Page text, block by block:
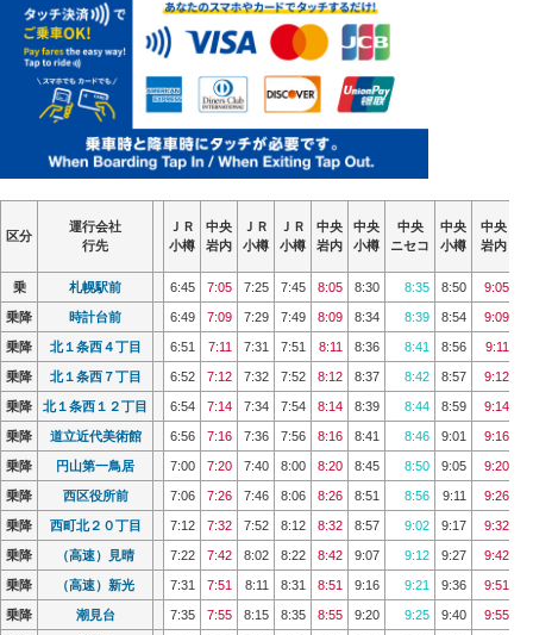
区分
運行会社
行先
ＪＲ
小樽
中央
岩内
ＪＲ
小樽
ＪＲ
小樽
中央
岩内
中央
小樽
中央
ニセコ
中央
小樽
中央
岩内
区分
運行会社
行先
ＪＲ
小樽
中央
岩内
ＪＲ
小樽
ＪＲ
小樽
中央
岩内
中央
小樽
中央
ニセコ
中央
小樽
中央
岩内
区分
運行会社
行先
ＪＲ
小樽
中央
岩内
ＪＲ
小樽
ＪＲ
小樽
中央
岩内
中央
小樽
中央
ニセコ
中央
小樽
中央
岩内
乗 札幌駅前 6:45 7:05 7:25 7:45 8:05 8:30 8:35 8:50 9:05
乗降 時計台前 6:49 7:09 7:29 7:49 8:09 8:34 8:39 8:54 9:09
乗降 北１条西４丁目 6:51 7:11 7:31 7:51 8:11 8:36 8:41 8:56 9:11
乗降 北１条西７丁目 6:52 7:12 7:32 7:52 8:12 8:37 8:42 8:57 9:12
乗降 北１条西１２丁目 6:54 7:14 7:34 7:54 8:14 8:39 8:44 8:59 9:14
乗降 道立近代美術館 6:56 7:16 7:36 7:56 8:16 8:41 8:46 9:01 9:16
乗降 円山第一鳥居 7:00 7:20 7:40 8:00 8:20 8:45 8:50 9:05 9:20
乗降 西区役所前 7:06 7:26 7:46 8:06 8:26 8:51 8:56 9:11 9:26
乗降 西町北２０丁目 7:12 7:32 7:52 8:12 8:32 8:57 9:02 9:17 9:32
乗降 （高速）見晴 7:22 7:42 8:02 8:22 8:42 9:07 9:12 9:27 9:42
乗降 （高速）新光 7:31 7:51 8:11 8:31 8:51 9:16 9:21 9:36 9:51
乗降 潮見台 7:35 7:55 8:15 8:35 8:55 9:20 9:25 9:40 9:55
区分
運行会社
行先
ＪＲ
小樽
中央
岩内
ＪＲ
小樽
ＪＲ
小樽
中央
岩内
中央
小樽
中央
ニセコ
中央
小樽
中央
岩内
乗 札幌駅前 6:45 7:05 7:25 7:45 8:05 8:30 8:35 8:50 9:05
乗降 時計台前 6:49 7:09 7:29 7:49 8:09 8:34 8:39 8:54 9:09
乗降 北１条西４丁目 6:51 7:11 7:31 7:51 8:11 8:36 8:41 8:56 9:11
乗降 北１条西７丁目 6:52 7:12 7:32 7:52 8:12 8:37 8:42 8:57 9:12
乗降 北１条西１２丁目 6:54 7:14 7:34 7:54 8:14 8:39 8:44 8:59 9:14
乗降 道立近代美術館 6:56 7:16 7:36 7:56 8:16 8:41 8:46 9:01 9:16
乗降 円山第一鳥居 7:00 7:20 7:40 8:00 8:20 8:45 8:50 9:05 9:20
乗降 西区役所前 7:06 7:26 7:46 8:06 8:26 8:51 8:56 9:11 9:26
乗降 西町北２０丁目 7:12 7:32 7:52 8:12 8:32 8:57 9:02 9:17 9:32
乗降 （高速）見晴 7:22 7:42 8:02 8:22 8:42 9:07 9:12 9:27 9:42
乗降 （高速）新光 7:31 7:51 8:11 8:31 8:51 9:16 9:21 9:36 9:51
乗降 潮見台 7:35 7:55 8:15 8:35 8:55 9:20 9:25 9:40 9:55